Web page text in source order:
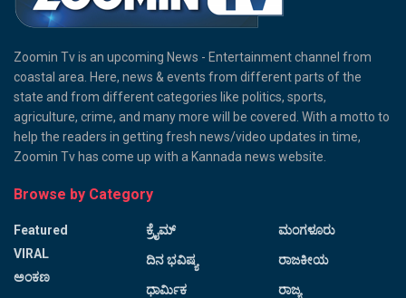
Zoomin Tv is an upcoming News - Entertainment channel from
coastal area. Here, news & events from different parts of the
state and from different categories like politics, sports,
agriculture, crime, and many more will be covered. With a motto to
help the readers in getting fresh news/video updates in time,
Zoomin Tv has come up with a Kannada news website.
Browse by Category
Featured
VIRAL
ಅಂಕಣ
ಕ್ರೈಮ್
ದಿನ ಭವಿಷ್ಯ
ಧಾರ್ಮಿಕ
ಮಂಗಳೂರು
ರಾಜಕೀಯ
ರಾಜ್ಯ